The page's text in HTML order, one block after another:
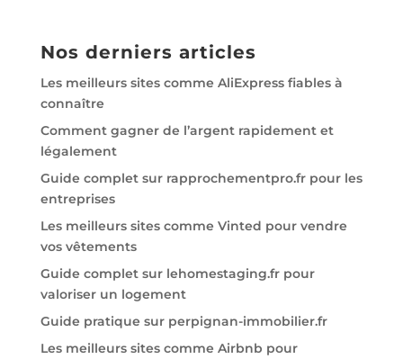
Nos derniers articles
Les meilleurs sites comme AliExpress fiables à
connaître
Comment gagner de l’argent rapidement et
légalement
Guide complet sur rapprochementpro.fr pour les
entreprises
Les meilleurs sites comme Vinted pour vendre
vos vêtements
Guide complet sur lehomestaging.fr pour
valoriser un logement
Guide pratique sur perpignan-immobilier.fr
Les meilleurs sites comme Airbnb pour